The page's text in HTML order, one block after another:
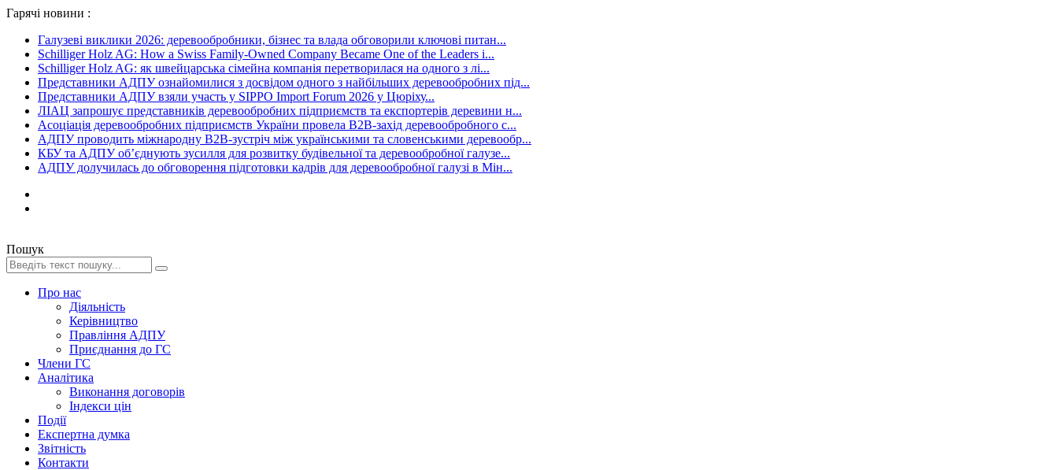
Гарячі новини :
Галузеві виклики 2026: деревообробники, бізнес та влада обговорили ключові питан...
Schilliger Holz AG: How a Swiss Family-Owned Company Became One of the Leaders i...
Schilliger Holz AG: як швейцарська сімейна компанія перетворилася на одного з лі...
Представники АДПУ ознайомилися з досвідом одного з найбільших деревообробних під...
Представники АДПУ взяли участь у SIPPO Import Forum 2026 у Цюріху...
ЛІАЦ запрошує представників деревообробних підприємств та експортерів деревини н...
Асоціація деревообробних підприємств України провела B2B-захід деревообробного с...
АДПУ проводить міжнародну B2B-зустріч між українськими та словенськими деревообр...
КБУ та АДПУ об’єднують зусилля для розвитку будівельної та деревообробної галузе...
АДПУ долучилась до обговорення підготовки кадрів для деревообробної галузі в Мін...
Пошук
Про нас
Діяльність
Керівництво
Правління АДПУ
Приєднання до ГС
Члени ГС
Аналітика
Виконання договорів
Індекси цін
Події
Експертна думка
Звітність
Контакти